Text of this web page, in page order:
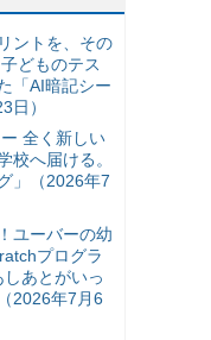
ントを、その
どものテス
「AI暗記シー
日）
全く新しい
校へ届ける。
」（2026年7
ユーバーの幼
プログラ
あとがいっ
2026年7月6